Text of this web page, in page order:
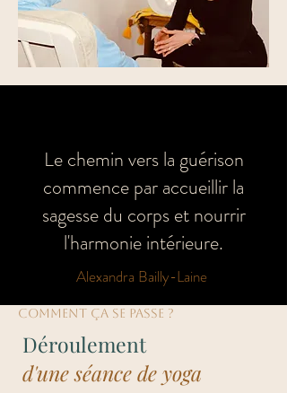
Le chemin vers la guérison
commence par accueillir la
sagesse du corps et nourrir
l'harmonie intérieure.
Alexandra Bailly-Laine
COMMENT çA SE PASSE ?
Déroulement
d'une séance de yoga